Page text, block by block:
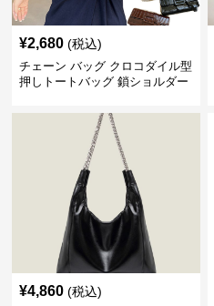
¥2,680 (税込)
チェーン バッグ クロコダイル型
押しトートバッグ 鎖ショルダー
¥4,860 (税込)